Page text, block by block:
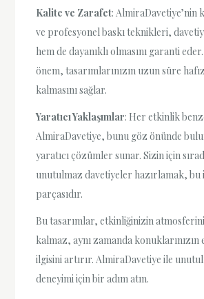
Kalite ve Zarafet: AlmiraDavetiye’nin
ve profesyonel baskı teknikleri,
hem de dayanıklı olmasını garanti
önem, tasarımlarınızın uzun süre
kalmasını sağlar.
Yaratıcı Yaklaşımlar: Her etkinlik
AlmiraDavetiye, bunu göz önünde
yaratıcı çözümler sunar. Sizin için
unutulmaz davetiyeler hazırlamak, bu
parçasıdır.
Bu tasarımlar, etkinliğinizin
kalmaz, aynı zamanda
ilgisini artırır. AlmiraDavetiye ile
deneyimi için bir adım atın.